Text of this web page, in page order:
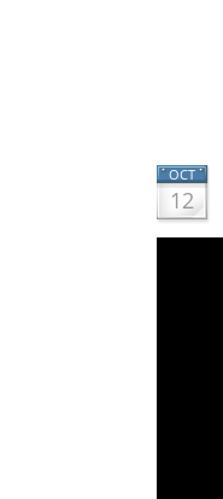
OCT
12